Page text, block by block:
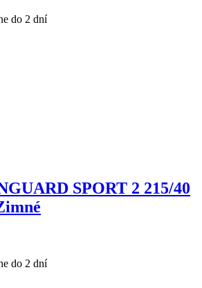
do 2 dní
SPORT 2 215/40
do 2 dní